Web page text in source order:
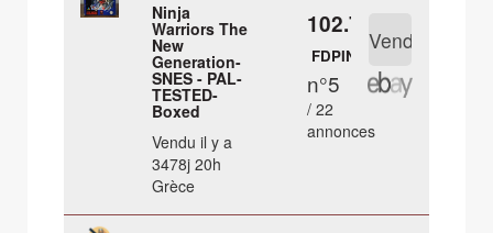
Ninja
Warriors The
New
Generation-
SNES - PAL-
TESTED-
Boxed
Vendu il y a
3478j 20h
Grèce
102.75 €
FDPIN
n°5
/ 22
annonces